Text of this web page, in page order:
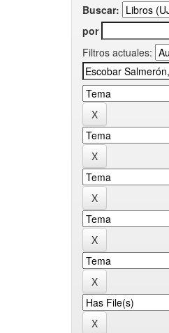
Buscar:
por
Filtros actuales: